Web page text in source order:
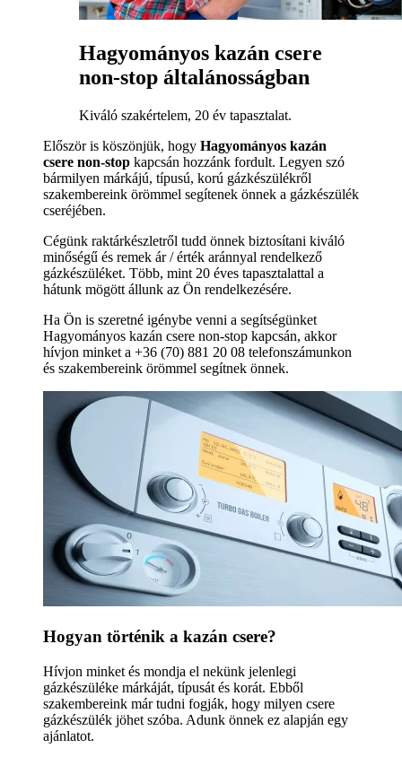
Hagyományos kazán csere
non-stop általánosságban
Kiváló szakértelem, 20 év tapasztalat.
Először is köszönjük, hogy Hagyományos kazán
csere non-stop kapcsán hozzánk fordult. Legyen szó
bármilyen márkájú, típusú, korú gázkészülékről
szakembereink örömmel segítenek önnek a gázkészülék
cseréjében.
Cégünk raktárkészletről tudd önnek biztosítani kiváló
minőségű és remek ár / érték aránnyal rendelkező
gázkészüléket. Több, mint 20 éves tapasztalattal a
hátunk mögött állunk az Ön rendelkezésére.
Ha Ön is szeretné igénybe venni a segítségünket
Hagyományos kazán csere non-stop kapcsán, akkor
hívjon minket a +36 (70) 881 20 08 telefonszámunkon
és szakembereink örömmel segítnek önnek.
Hogyan történik a kazán csere?
Hívjon minket és mondja el nekünk jelenlegi
gázkészüléke márkáját, típusát és korát. Ebből
szakembereink már tudni fogják, hogy milyen csere
gázkészülék jöhet szóba. Adunk önnek ez alapján egy
ajánlatot.